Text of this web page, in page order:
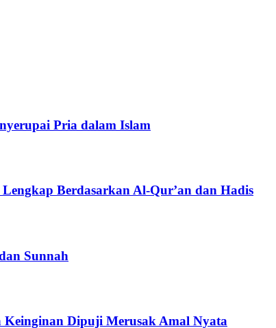
Pria dalam Islam
Berdasarkan Al-Qur’an dan Hadis
Sunnah
Dipuji Merusak Amal Nyata